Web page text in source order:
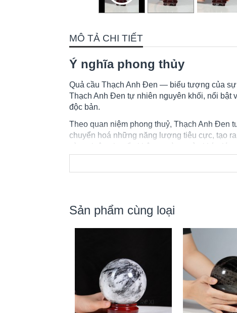
MÔ TẢ CHI TIẾT
Ý nghĩa phong thủy
Quả cầu Thạch Anh Đen — biểu tượng của
Thạch Anh Đen tự nhiên nguyên khối, nổi bật
độc bản.
Theo quan niệm phong thuỷ, Thạch Anh Đen
chuyển hoá những năng lượng tiêu cực, tạo
và sự luân chuyển không ngừng của khí, giúp
Sản phẩm cùng loại